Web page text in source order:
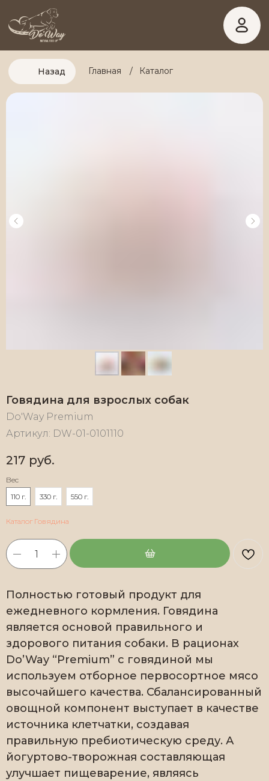
Назад Главная Каталог
/
Говядина для взрослых собак
Do'Way Premium
Артикул: DW-01-0101110
217 руб.
Вес
110 г.
330 г. 550 г.
Каталог Говядина
Полностью готовый продукт для
ежедневного кормления. Говядина
является основой правильного и
здорового питания собаки. В рационах
Do’Way “Premium” с говядиной мы
используем отборное первосортное мясо
высочайшего качества. Сбалансированный
овощной компонент выступает в качестве
источника клетчатки, создавая
правильную пребиотическую среду. А
йогуртово-творожная составляющая
улучшает пищеварение, являясь